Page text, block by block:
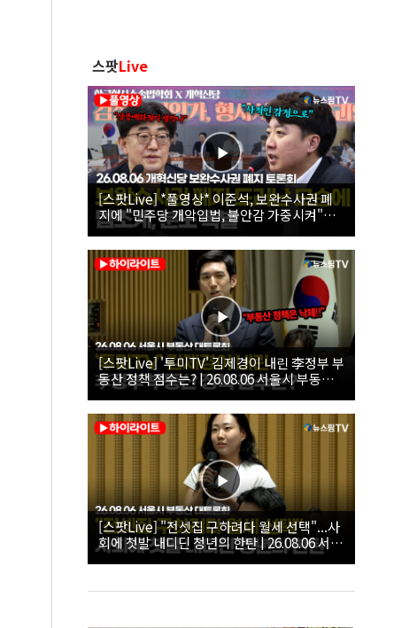
스팟Live
[스팟Live] *풀영상* 이준석, 보완수사권 폐
지에 "민주당 개악입법, 불안감 가중시켜"｜
26.08.06 개혁신당 보완수사권 폐지 토론회
[스팟Live] '투미TV' 김제경이 내린 李정부 부
동산 정책 점수는? | 26.08.06 서울시 부동산
대토론회
[스팟Live] "전셋집 구하려다 월세 선택"...사
회에 첫발 내디딘 청년의 한탄 | 26.08.06 서울
시 부동산 대토론회